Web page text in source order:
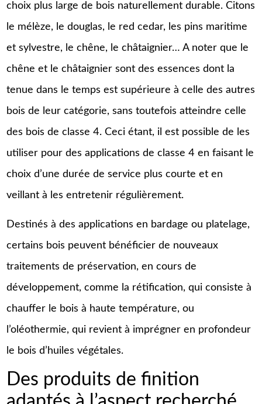
choix plus large de bois naturellement durable. Citons
le mélèze, le douglas, le red cedar, les pins maritime
et sylvestre, le chêne, le châtaignier… A noter que le
chêne et le châtaignier sont des essences dont la
tenue dans le temps est supérieure à celle des autres
bois de leur catégorie, sans toutefois atteindre celle
des bois de classe 4. Ceci étant, il est possible de les
utiliser pour des applications de classe 4 en faisant le
choix d’une durée de service plus courte et en
veillant à les entretenir régulièrement.
Destinés à des applications en bardage ou platelage,
certains bois peuvent bénéficier de nouveaux
traitements de préservation, en cours de
développement, comme la rétification, qui consiste à
chauffer le bois à haute température, ou
l’oléothermie, qui revient à imprégner en profondeur
le bois d’huiles végétales.
Des produits de finition